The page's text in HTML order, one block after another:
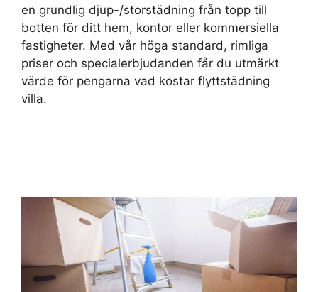
en grundlig djup-/storstädning från topp till
botten för ditt hem, kontor eller kommersiella
fastigheter. Med vår höga standard, rimliga
priser och specialerbjudanden får du utmärkt
värde för pengarna vad kostar flyttstädning
villa.